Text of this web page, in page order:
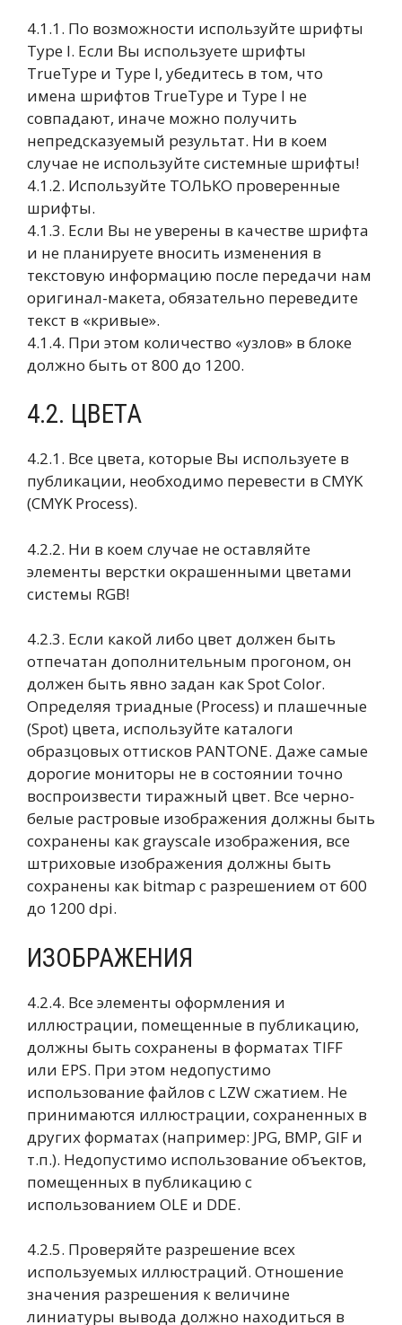
4.1.1. По возможности используйте шрифты
Type I. Если Вы используете шрифты
TrueType и Type I, убедитесь в том, что
имена шрифтов TrueType и Type I не
совпадают, иначе можно получить
непредсказуемый результат. Ни в коем
случае не используйте системные шрифты!
4.1.2. Используйте ТОЛЬКО проверенные
шрифты.
4.1.3. Если Вы не уверены в качестве шрифта
и не планируете вносить изменения в
текстовую информацию после передачи нам
оригинал-макета, обязательно переведите
текст в «кривые».
4.1.4. При этом количество «узлов» в блоке
должно быть от 800 до 1200.
4.2. ЦВЕТА
4.2.1. Все цвета, которые Вы используете в
публикации, необходимо перевести в CMYK
(CMYK Process).
4.2.2. Ни в коем случае не оставляйте
элементы верстки окрашенными цветами
системы RGB!
4.2.3. Если какой либо цвет должен быть
отпечатан дополнительным прогоном, он
должен быть явно задан как Spot Color.
Определяя триадные (Process) и плашечные
(Spot) цвета, используйте каталоги
образцовых оттисков PANTONE. Даже самые
дорогие мониторы не в состоянии точно
воспроизвести тиражный цвет. Все черно-
белые растровые изображения должны быть
сохранены как grayscale изображения, все
штриховые изображения должны быть
сохранены как bitmap с разрешением от 600
до 1200 dpi.
ИЗОБРАЖЕНИЯ
4.2.4. Все элементы оформления и
иллюстрации, помещенные в публикацию,
должны быть сохранены в форматах TIFF
или EPS. При этом недопустимо
использование файлов с LZW сжатием. Не
принимаются иллюстрации, сохраненных в
других форматах (например: JPG, BMP, GIF и
т.п.). Недопустимо использование объектов,
помещенных в публикацию с
использованием OLE и DDE.
4.2.5. Проверяйте разрешение всех
используемых иллюстраций. Отношение
значения разрешения к величине
линиатуры вывода должно находиться в